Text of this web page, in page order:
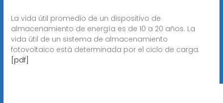
La vida útil promedio de un dispositivo de
almacenamiento de energía es de 10 a 20 años. La
vida útil de un sistema de almacenamiento
fotovoltaico está determinada por el ciclo de carga.
[pdf]